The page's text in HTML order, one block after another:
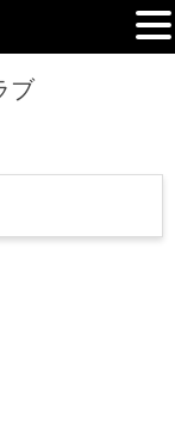
ブ